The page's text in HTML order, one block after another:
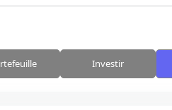
Investir